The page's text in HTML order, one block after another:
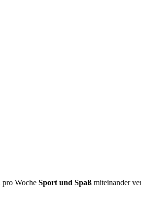
pro Woche Sport und Spaß miteinander